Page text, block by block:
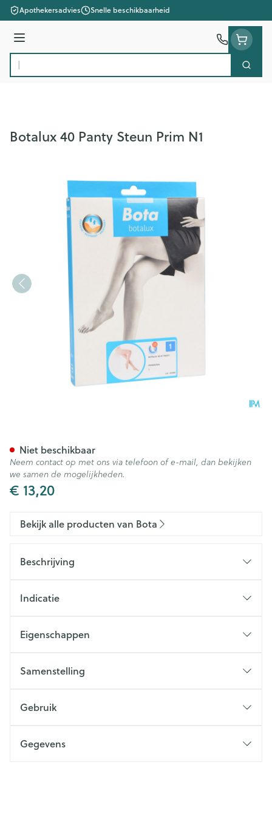
Ga naar de inhoud
Apothekersadvies Snelle beschikbaarheid
Menu
Product, merk, categorie...
Zoek
Botalux 40 Panty Steun Prim N1
€ 13,20
Niet beschikbaar
Neem contact op met ons via telefoon of e-mail, dan bekijken
we samen de mogelijkheden.
Bekijk alle producten van Bota
Beschrijving
Indicatie
Eigenschappen
Samenstelling
Gebruik
Gegevens